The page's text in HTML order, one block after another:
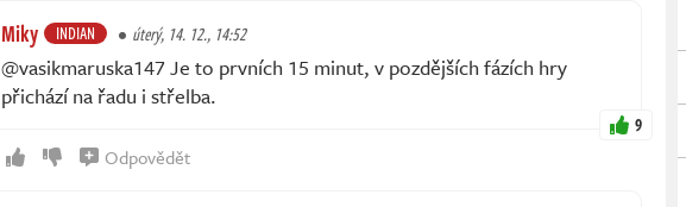
Miky INDIAN úterý, 14. 12., 14:52
@vasikmaruska147 Je to prvních 15 minut, v pozdějších fázích hry
přichází na řadu i střelba.
9
Odpovědět